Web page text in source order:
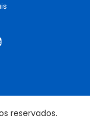
reservados.